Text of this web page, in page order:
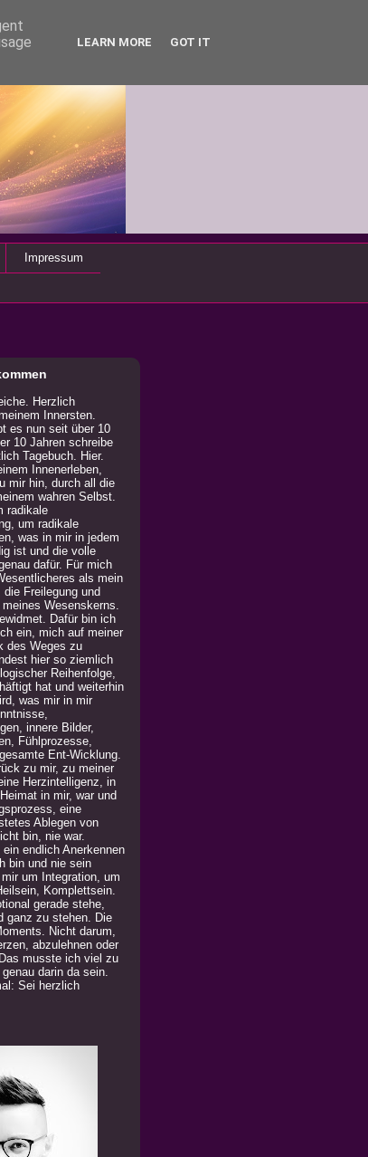
Impressum
Herzlich
Innersten.
es nun seit über 10
10 Jahren schreibe
Tagebuch. Hier.
Innenerleben,
mir hin, durch all die
wahren Selbst.
radikale
um radikale
was in mir in jedem
ist und die volle
dafür. Für mich
als mein
die Freilegung und
Wesenskerns.
Dafür bin ich
ein, mich auf meiner
des Weges zu
hier so ziemlich
Reihenfolge,
hat und weiterhin
was mir in mir
innere Bilder,
Fühlprozesse,
Ent-Wicklung.
zu mir, zu meiner
Herzintelligenz, in
in mir, war und
eine
Ablegen von
bin, nie war.
endlich Anerkennen
bin und nie sein
um Integration, um
Komplettsein.
gerade stehe,
ganz zu stehen. Die
Nicht darum,
abzulehnen oder
musste ich viel zu
darin da sein.
Sei herzlich
LEARN MORE GOT IT